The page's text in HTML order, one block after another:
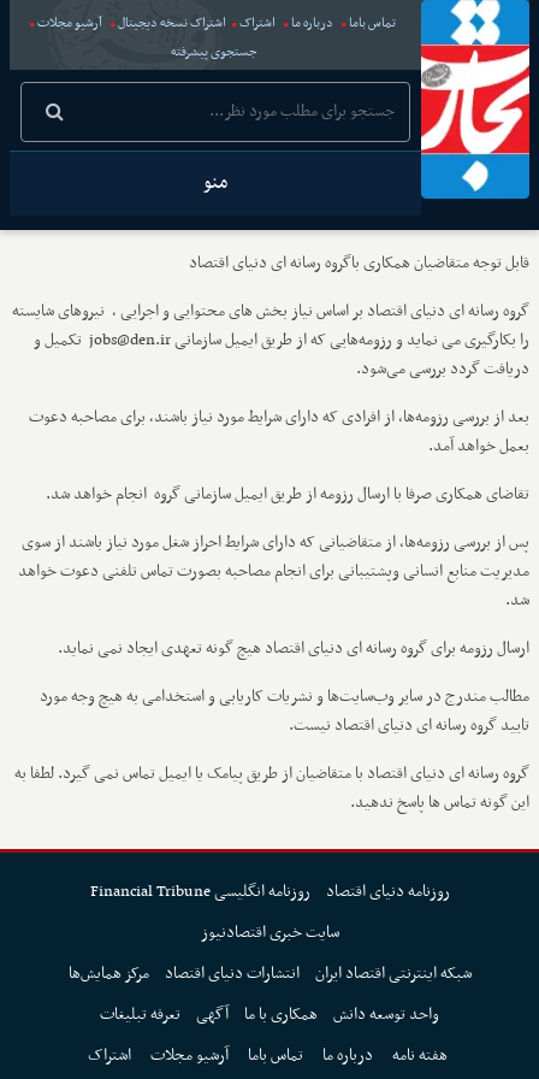
تماس باما درباره ما اشتراک اشتراک نسخه دیجیتال
آرشیو مجلات
جستجوی پیشرفته
منو
قابل توجه متقاضیان همکاری باگروه رسانه ای دنیای اقتصاد
گروه رسانه ای دنیای اقتصاد بر اساس نیاز بخش های محتوایی و اجرایی ، نیروهای شایسته
را بکارگیری می نماید و رزومه‌هایی که از طریق ایمیل سازمانی jobs@den.ir تکمیل و
دریافت گردد بررسی می‌شود.
بعد از بررسی رزومه‌ها، از افرادی که دارای شرایط مورد نیاز باشند، برای مصاحبه دعوت
بعمل خواهد آمد.
تقاضای همکاری صرفا با ارسال رزومه از طریق ایمیل سازمانی گروه انجام خواهد شد.
پس از بررسی رزومه‌ها، از متقاضیانی که دارای شرایط احراز شغل مورد نیاز باشند از سوی
مدیریت منابع انسانی وپشتیبانی برای انجام مصاحبه بصورت تماس تلفنی دعوت خواهد
شد.
ارسال رزومه برای گروه رسانه ای دنیای اقتصاد هیچ گونه تعهدی ایجاد نمی نماید.
مطالب مندرج در سایر وب‌سایت‌ها و نشریات کاریابی و استخدامی به هیچ وجه مورد
تایید گروه رسانه ای دنیای اقتصاد نیست.
گروه رسانه ای دنیای اقتصاد با متقاضیان از طریق پیامک یا ایمیل تماس نمی گیرد. لطفا به
این گونه تماس ها پاسخ ندهید.
روزنامه دنیای اقتصاد
روزنامه انگلیسی Financial Tribune
سایت خبری اقتصادنیوز
شبکه اینترنتی اقتصاد ایران انتشارات دنیای اقتصاد
مرکز همایش‌ها
واحد توسعه دانش همکاری با ما آگهی تعرفه تبلیغات
هفته نامه
درباره ما تماس باما آرشیو مجلات اشتراک